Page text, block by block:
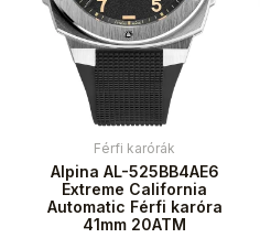
Férfi karórák
Alpina AL-525BB4AE6
Extreme California
Automatic Férfi karóra
41mm 20ATM